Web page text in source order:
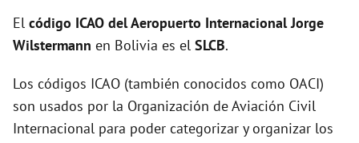
El código ICAO delAeropuerto Internacional Jorge
Wilstermann en Bolivia es el SLCB.
Los códigos ICAO (también conocidos como OACI)
son usados por la Organización de Aviación Civil
Internacional para poder categorizar y organizar los